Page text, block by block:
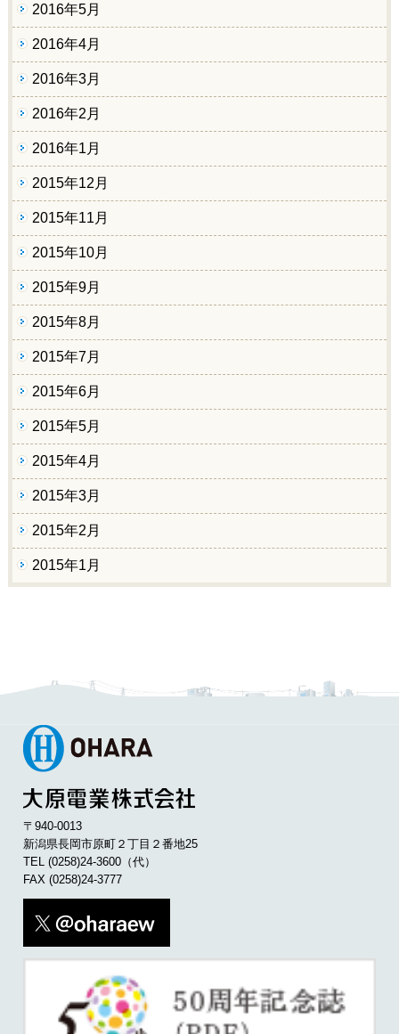
2016年5月
2016年4月
2016年3月
2016年2月
2016年1月
2015年12月
2015年11月
2015年10月
2015年9月
2015年8月
2015年7月
2015年6月
2015年5月
2015年4月
2015年3月
2015年2月
2015年1月
〒940-0013
新潟県長岡市原町２丁目２番地25
TEL(0258)24-3600 （代）
FAX (0258)24-3777